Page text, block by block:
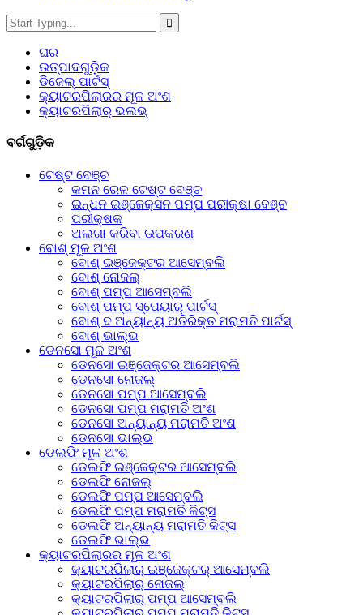
ଘର
ଉତ୍ପାଦଗୁଡ଼ିକ
ଡିଜେଲ୍ ପାର୍ଟସ୍
କ୍ୟାଟରପିଲାରର ମୂଳ ଅଂଶ
କ୍ୟାଟରପିଲାର୍ ଭଲଭ୍
ବର୍ଗଗୁଡ଼ିକ
ଟେଷ୍ଟ ବେଞ୍ଚ
କମନ ରେଳ ଟେଷ୍ଟ ବେଞ୍ଚ
ଇନ୍ଧନ ଇଞ୍ଜେକ୍ସନ ପମ୍ପ ପରୀକ୍ଷା ବେଞ୍ଚ
ପରୀକ୍ଷକ
ଅଲଗା କରିବା ଉପକରଣ
ବୋଶ୍ ମୂଳ ଅଂଶ
ବୋଶ୍ ଇଞ୍ଜେକ୍ଟର ଆସେମ୍ବଲି
ବୋଶ୍ ନୋଜଲ୍
ବୋଶ୍ ପମ୍ପ ଆସେମ୍ବଲି
ବୋଶ୍ ପମ୍ପ ସ୍ପେୟାର୍ ପାର୍ଟସ୍
ବୋଶ୍ ଦ ଅନ୍ୟାନ୍ୟ ଅତିରିକ୍ତ ମରାମତି ପାର୍ଟସ୍
ବୋଶ୍ ଭାଲ୍ଭ
ଡେନସୋ ମୂଳ ଅଂଶ
ଡେନସୋ ଇଞ୍ଜେକ୍ଟର ଆସେମ୍ବଲି
ଡେନସୋ ନୋଜଲ୍
ଡେନସୋ ପମ୍ପ ଆସେମ୍ବଲି
ଡେନସୋ ପମ୍ପ ମରାମତି ଅଂଶ
ଡେନସୋ ଅନ୍ୟାନ୍ୟ ମରାମତି ଅଂଶ
ଡେନସୋ ଭାଲ୍ଭ
ଡେଲଫି ମୂଳ ଅଂଶ
ଡେଲଫି ଇଞ୍ଜେକ୍ଟର ଆସେମ୍ବଲି
ଡେଲଫି ନୋଜଲ୍
ଡେଲଫି ପମ୍ପ ଆସେମ୍ବଲି
ଡେଲଫି ପମ୍ପ ମରାମତି କିଟ୍ସ
ଡେଲଫି ଅନ୍ୟାନ୍ୟ ମରାମତି କିଟ୍ସ
ଡେଲଫି ଭାଲ୍ଭ
କ୍ୟାଟରପିଲାରର ମୂଳ ଅଂଶ
କ୍ୟାଟରପିଲାର୍ ଇଞ୍ଜେକ୍ଟର୍ ଆସେମ୍ବଲି
କ୍ୟାଟରପିଲାର୍ ନୋଜଲ୍
କ୍ୟାଟରପିଲାର୍ ପମ୍ପ ଆସେମ୍ବଲି